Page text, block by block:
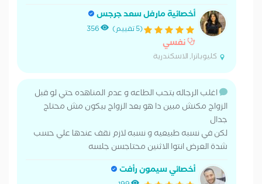
أخصائية مارفل سعد جرجس
(5 تقييم) 356
نفسي
كليوباترا, الاسكندرية
اغلب الرجاله بتحب الطاعه و عدم المناهده حتي لو قبل
الزواج مكنش مبين دا هو بعد الزواج بيكون مش محتاج
جدال
لكن في نسبه طبيعيه و نسبه لازم نقف عندها علي حسب
شدة العرض انتوا الاثنين محتاجسن جلسه
أخصائي سيمون رأفت